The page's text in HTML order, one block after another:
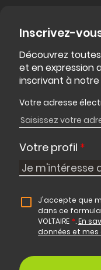
Inscrivez-
Découvrez
et en expression
inscrivant à
Votre adresse
Votre profil *
J'accepte que
dans ce
VOLTAIRE *.En
données et mes